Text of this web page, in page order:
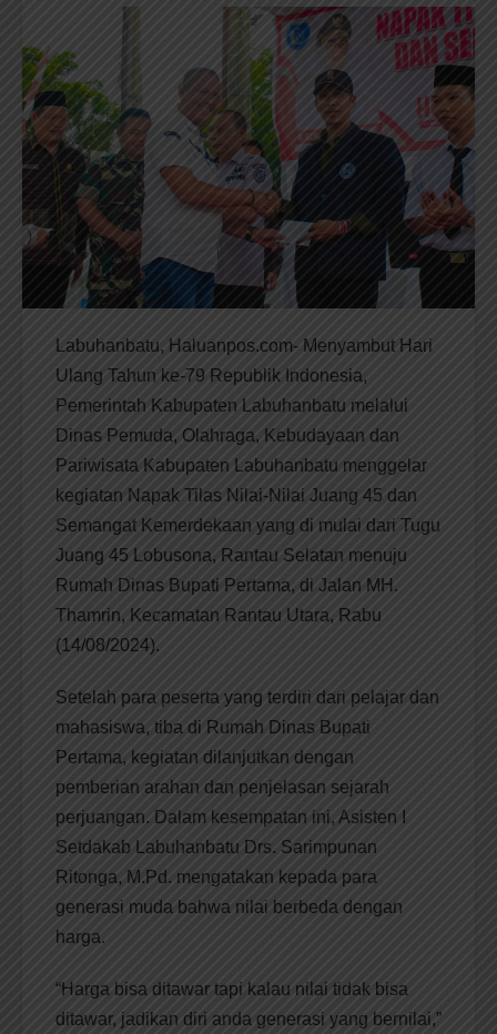
Labuhanbatu, Haluanpos.com- Menyambut Hari
Ulang Tahun ke-79 Republik Indonesia,
Pemerintah Kabupaten Labuhanbatu melalui
Dinas Pemuda, Olahraga, Kebudayaan dan
Pariwisata Kabupaten Labuhanbatu menggelar
kegiatan Napak Tilas Nilai-Nilai Juang 45 dan
Semangat Kemerdekaan yang di mulai dari Tugu
Juang 45 Lobusona, Rantau Selatan menuju
Rumah Dinas Bupati Pertama, di Jalan MH.
Thamrin, Kecamatan Rantau Utara, Rabu
(14/08/2024).
Setelah para peserta yang terdiri dari pelajar dan
mahasiswa, tiba di Rumah Dinas Bupati
Pertama, kegiatan dilanjutkan dengan
pemberian arahan dan penjelasan sejarah
perjuangan. Dalam kesempatan ini, Asisten I
Setdakab Labuhanbatu Drs. Sarimpunan
Ritonga, M.Pd. mengatakan kepada para
generasi muda bahwa nilai berbeda dengan
harga.
“Harga bisa ditawar tapi kalau nilai tidak bisa
ditawar, jadikan diri anda generasi yang bernilai,”